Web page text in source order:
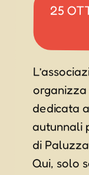
25
autunnali
di
Qui, solo
trovare
e
saranno
bambini,